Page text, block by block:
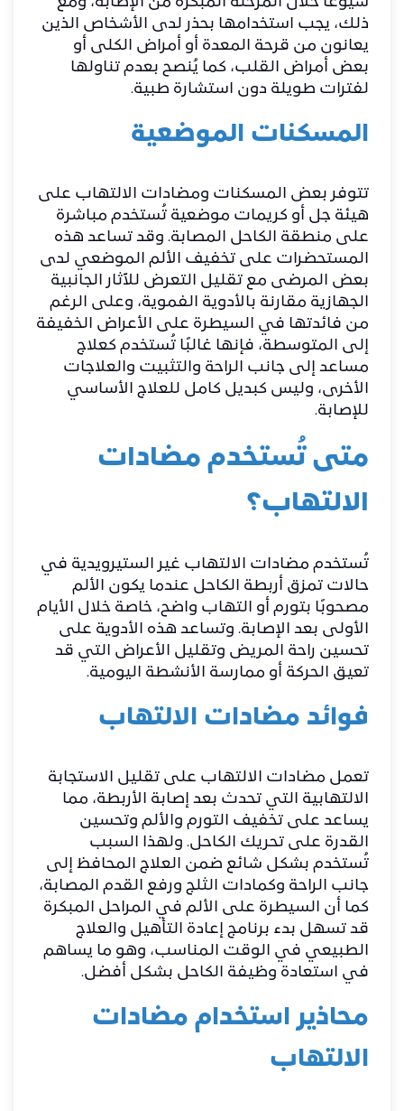
ذلك، يجب استخدامها بحذر لدى الأشخاص الذين
يعانون من قرحة المعدة أو أمراض الكلى أو
بعض أمراض القلب، كما يُنصح بعدم تناولها
لفترات طويلة دون استشارة طبية.
المسكنات الموضعية
تتوفر بعض المسكنات ومضادات الالتهاب على
هيئة جل أو كريمات موضعية تُستخدم مباشرة
على منطقة الكاحل المصابة. وقد تساعد هذه
المستحضرات على تخفيف الألم الموضعي لدى
بعض المرضى مع تقليل التعرض للآثار الجانبية
الجهازية مقارنة بالأدوية الفموية، وعلى الرغم
من فائدتها في السيطرة على الأعراض الخفيفة
إلى المتوسطة، فإنها غالبًا تُستخدم كعلاج
مساعد إلى جانب الراحة والتثبيت والعلاجات
الأخرى، وليس كبديل كامل للعلاج الأساسي
للإصابة.
متى تُستخدم مضادات
الالتهاب؟
تُستخدم مضادات الالتهاب غير الستيرويدية في
حالات تمزق أربطة الكاحل عندما يكون الألم
مصحوبًا بتورم أو التهاب واضح، خاصة خلال الأيام
الأولى بعد الإصابة. وتساعد هذه الأدوية على
تحسين راحة المريض وتقليل الأعراض التي قد
تعيق الحركة أو ممارسة الأنشطة اليومية.
فوائد مضادات الالتهاب
تعمل مضادات الالتهاب على تقليل الاستجابة
الالتهابية التي تحدث بعد إصابة الأربطة، مما
يساعد على تخفيف التورم والألم وتحسين
القدرة على تحريك الكاحل. ولهذا السبب
تُستخدم بشكل شائع ضمن العلاج المحافظ إلى
جانب الراحة وكمادات الثلج ورفع القدم المصابة،
كما أن السيطرة على الألم في المراحل المبكرة
قد تسهل بدء برنامج إعادة التأهيل والعلاج
الطبيعي في الوقت المناسب، وهو ما يساهم
في استعادة وظيفة الكاحل بشكل أفضل.
محاذير استخدام مضادات
الالتهاب